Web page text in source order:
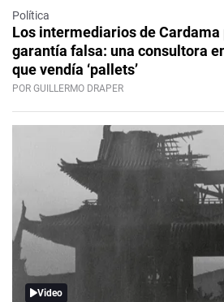
Política
Los intermediarios de Cardama
garantía falsa: una consultora en
que vendía ‘pallets’
POR GUILLERMO DRAPER
Video